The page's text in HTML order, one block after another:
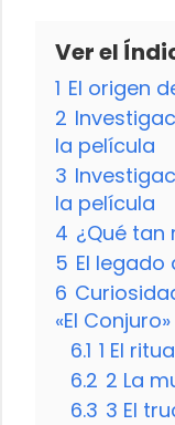
Ver el
1 El origen
2
la película
3
la película
4 ¿Qué tan
5 El legado
6
«El Conjuro»
6.1 1 El
6.2 2 La
6.3 3 El